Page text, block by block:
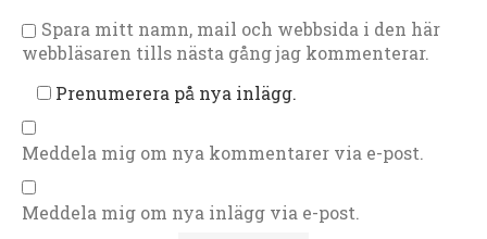
Spara mitt namn, mail och webbsida i den här
webbläsaren tills nästa gång jag kommenterar.
Prenumerera på nya inlägg.
Meddela mig om nya kommentarer via e-post.
Meddela mig om nya inlägg via e-post.